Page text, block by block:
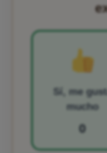
Sí, me
mucho
0